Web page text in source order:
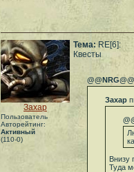
Захар
Пользователь
Авторейтинг:
Активный
(110-0)
Тема: RE[6]:
Квесты
@@NRG@@
Захар
Внизу
Туда